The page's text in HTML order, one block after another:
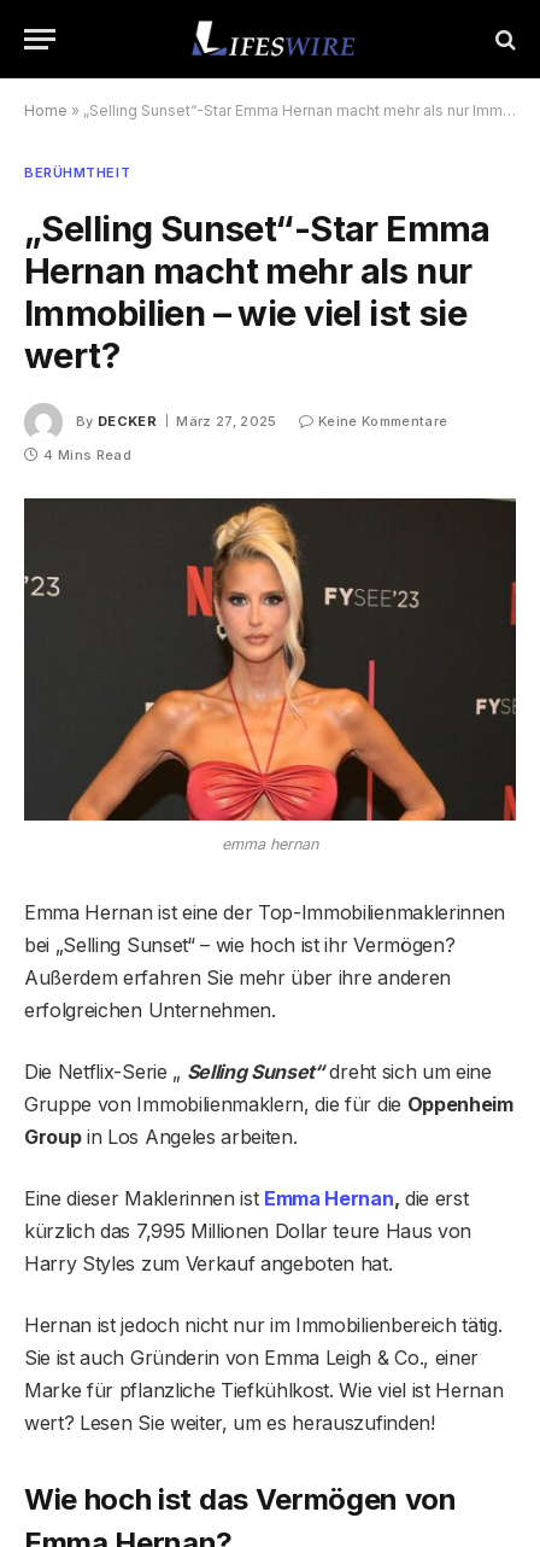
Home » „Selling Sunset“-Star Emma Hernan macht mehr als nur Immobilien – wie viel ist sie wert?
BERÜHMTHEIT
„Selling Sunset“-Star Emma
Hernan macht mehr als nur
Immobilien – wie viel ist sie
wert?
By DECKER März 27, 2025
Keine Kommentare
4 Mins Read
emma hernan
Emma Hernan ist eine der Top-Immobilienmaklerinnen
bei „Selling Sunset“ – wie hoch ist ihr Vermögen?
Außerdem erfahren Sie mehr über ihre anderen
erfolgreichen Unternehmen.
Die Netflix-Serie „ Selling Sunset“dreht sich um eine
Gruppe von Immobilienmaklern, die für die Oppenheim
Groupin Los Angeles arbeiten.
Eine dieser Maklerinnen ist Emma Hernan, die erst
kürzlich das 7,995 Millionen Dollar teure Haus von
Harry Styles zum Verkauf angeboten hat.
Hernan ist jedoch nicht nur im Immobilienbereich tätig.
Sie ist auch Gründerin von Emma Leigh & Co., einer
Marke für pflanzliche Tiefkühlkost. Wie viel ist Hernan
wert? Lesen Sie weiter, um es herauszufinden!
Wie hoch ist das Vermögen von